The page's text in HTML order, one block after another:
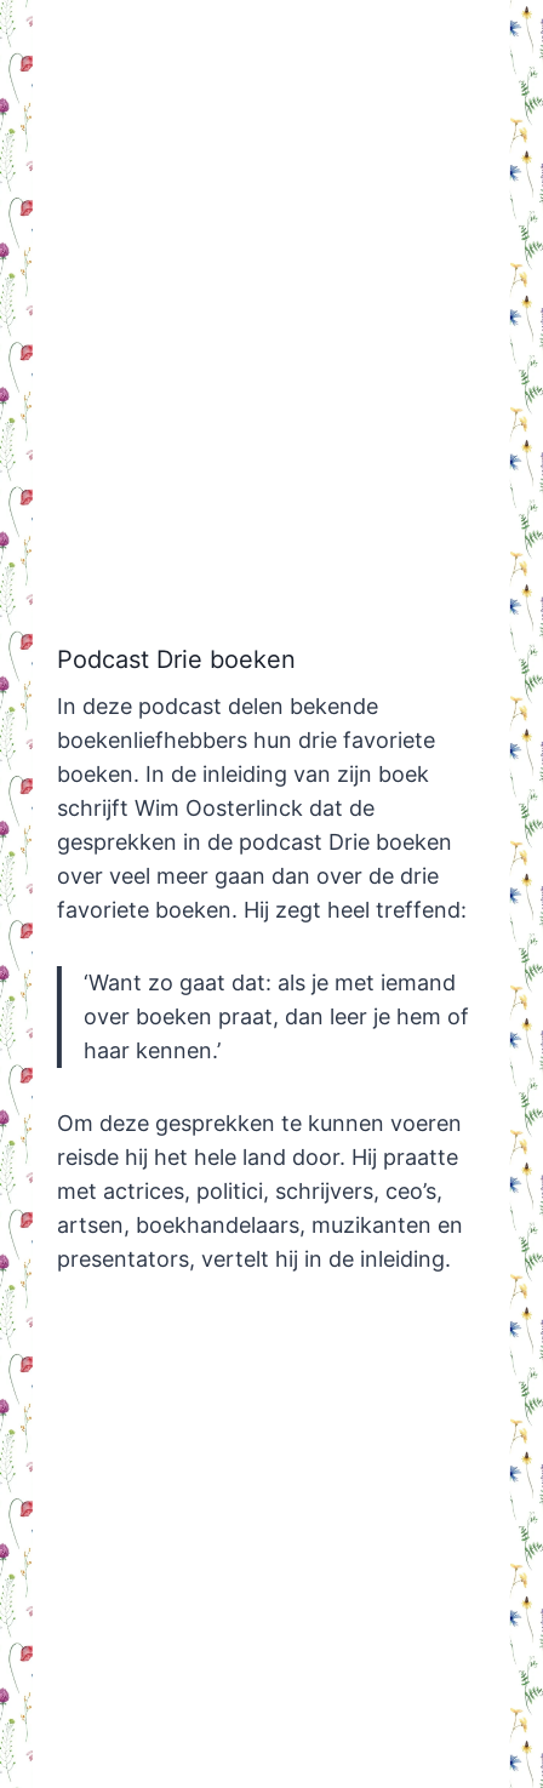
Podcast Drie boeken
In deze podcast delen bekende
boekenliefhebbers hun drie favoriete
boeken. In de inleiding van zijn boek
schrijft Wim Oosterlinck dat de
gesprekken in de podcast Drie boeken
over veel meer gaan dan over de drie
favoriete boeken. Hij zegt heel treffend:
‘Want zo gaat dat: als je met iemand
over boeken praat, dan leer je hem of
haar kennen.’
Om deze gesprekken te kunnen voeren
reisde hij het hele land door. Hij praatte
met actrices, politici, schrijvers, ceo’s,
artsen, boekhandelaars, muzikanten en
presentators, vertelt hij in de inleiding.